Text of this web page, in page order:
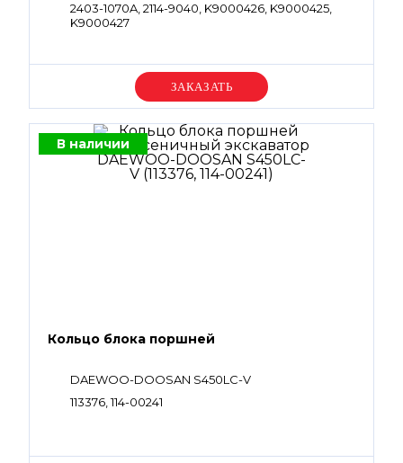
2403-1070A, 2114-9040, K9000426, K9000425,
K9000427
Уточняйте цену
В наличии
Кольцо блока поршней
DAEWOO-DOOSAN S450LC-V
113376, 114-00241